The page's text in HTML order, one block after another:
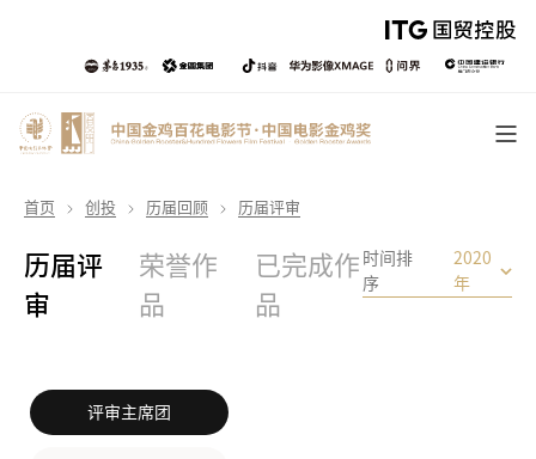
首页 创投 历届回顾 历届评审
历届评
审
荣誉作
品
已完成作
品
时间排
序
2020
年
评审主席团